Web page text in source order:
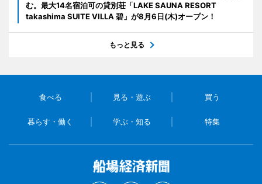
む。最大14名宿泊可の貸別荘「LAKE SAUNA RESORT
takashima SUITE VILLA 碧」が8月6日(木)オープン！
もっと見る
食べる 見る・遊ぶ 買う
暮らす・働く 学ぶ・知る 特集